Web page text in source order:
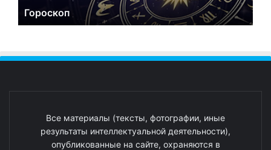
Гороскоп
Все материалы (тексты, фотографии, иные
результаты интеллектуальной деятельности),
опубликованные на сайте, охраняются в